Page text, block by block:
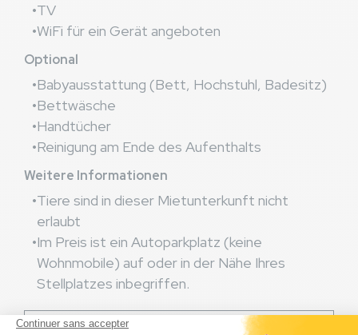
TV
WiFi für ein Gerät angeboten
Optional
Babyausstattung (Bett, Hochstuhl, Badesitz)
Bettwäsche
Handtücher
Reinigung am Ende des Aufenthalts
Weitere Informationen
Tiere sind in dieser Mietunterkunft nicht
erlaubt
Im Preis ist ein Autoparkplatz (keine
Wohnmobile) auf oder in der Nähe Ihres
Stellplatzes inbegriffen.
Plan der Mietunterkunft ansehen